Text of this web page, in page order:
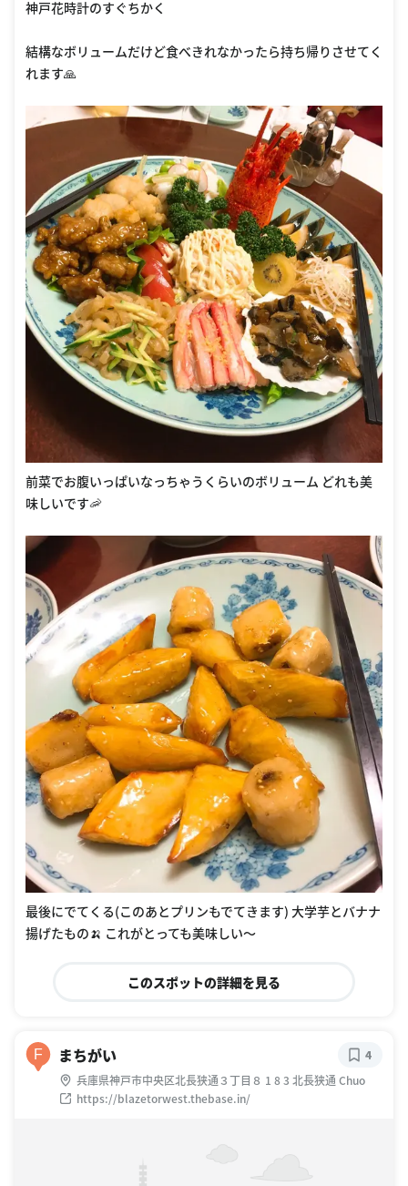
神戸花時計のすぐちかく
結構なボリュームだけど食べきれなかったら持ち帰りさせてく
れます🙏
前菜でお腹いっぱいなっちゃうくらいのボリューム どれも美
味しいです🦐
最後にでてくる(このあとプリンもでてきます) 大学芋とバナナ
揚げたもの🍌 これがとっても美味しい〜
このスポットの詳細を見る
F まちがい
兵庫県神戸市中央区北長狭通３丁目８ 1 8 3 北長狭通 Chuo
https://blazetorwest.thebase.in/
4